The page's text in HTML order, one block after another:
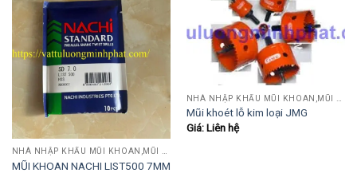
NHÀ NHẬP KHẨU MŨI KHOAN,MŨI TARO,MŨI TIỆN,MŨI PHAY....
MŨI KHOAN NACHI LIST500 7MM
Mũi khoét lỗ kim loại JMG
Giá: Liên hệ